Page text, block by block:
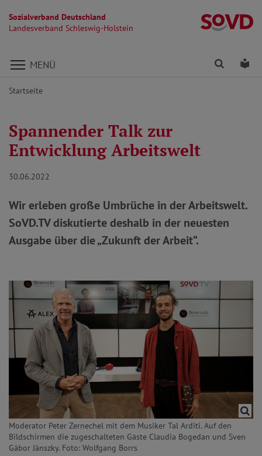
Sozialverband Deutschland
Landesverband Schleswig-Holstein
Direkt zu den Inhalten springen
MENÜ Finden
Startseite
Spannender Talk zur
Entwicklung Arbeitswelt
30.06.2022
Wir erleben große Umbrüche in der Arbeitswelt.
SoVD.TV diskutierte deshalb in der neuesten
Ausgabe über die „Zukunft der Arbeit“.
Moderator Peter Zernechel mit dem Musiker Tal Arditi. Auf den
Bildschirmen die zugeschalteten Gäste Claudia Bogedan und Sven
Gábor Jánszky. Foto: Wolfgang Borrs